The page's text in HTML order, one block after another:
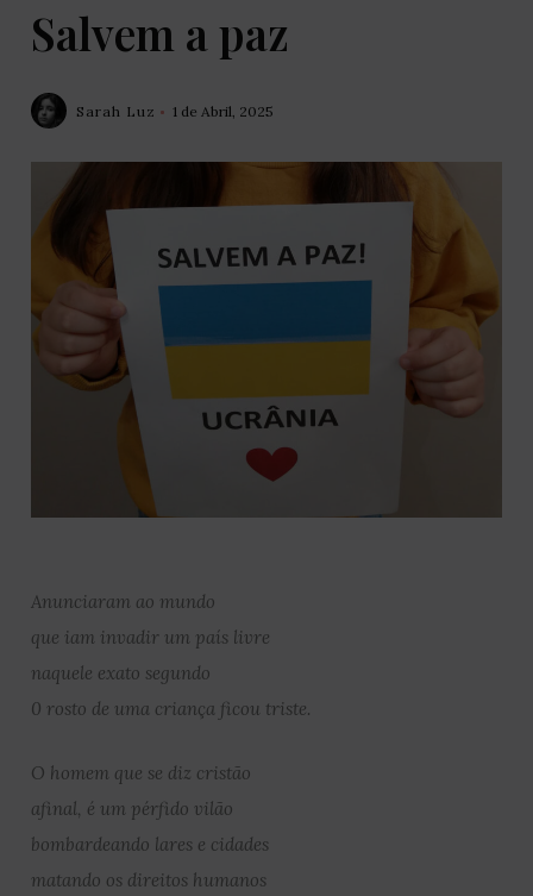
Salvem a paz
Sarah Luz 1 de Abril, 2025
Anunciaram ao mundo
que iam invadir um país livre
naquele exato segundo
0 rosto de uma criança ficou triste.
O homem que se diz cristão
afinal, é um pérfido vilão
bombardeando lares e cidades
matando os direitos humanos